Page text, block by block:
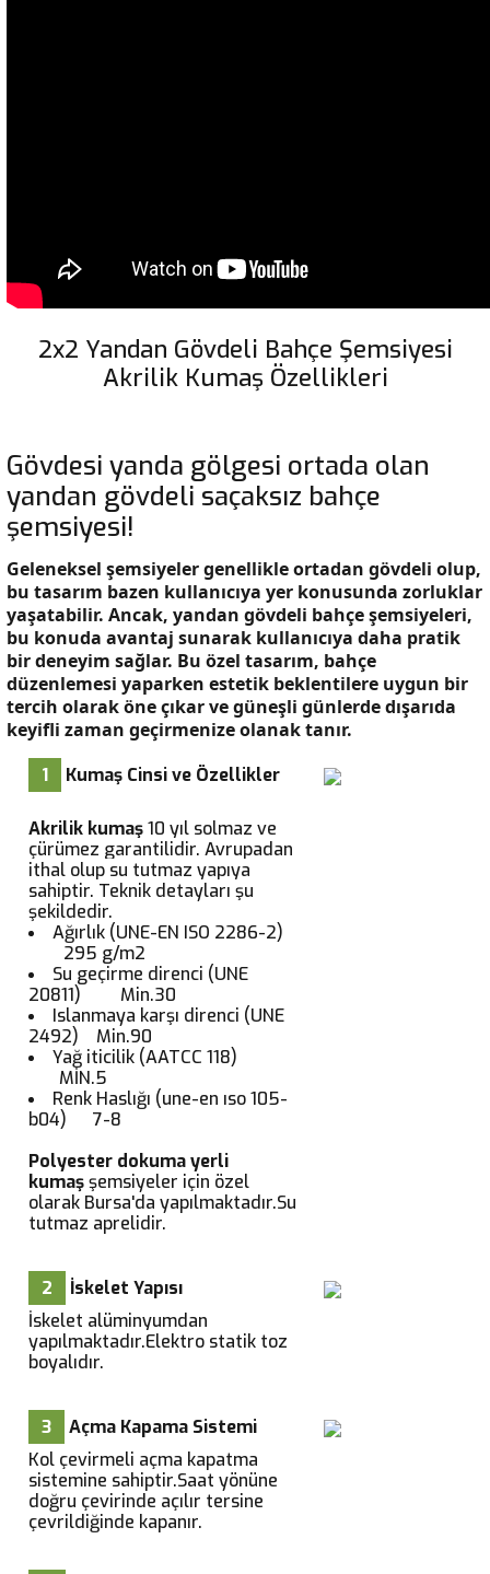
2x2 Yandan Gövdeli Bahçe Şemsiyesi
Akrilik Kumaş Özellikleri
Gövdesi yanda gölgesi ortada olan
yandan gövdeli saçaksız bahçe
şemsiyesi!
Geleneksel şemsiyeler genellikle ortadan gövdeli olup,
bu tasarım bazen kullanıcıya yer konusunda zorluklar
yaşatabilir. Ancak, yandan gövdeli bahçe şemsiyeleri,
bu konuda avantaj sunarak kullanıcıya daha pratik
bir deneyim sağlar. Bu özel tasarım, bahçe
düzenlemesi yaparken estetik beklentilere uygun bir
tercih olarak öne çıkar ve güneşli günlerde dışarıda
keyifli zaman geçirmenize olanak tanır.
1 Kumaş Cinsi ve Özellikler
Akrilik kumaş10 yıl solmaz ve
çürümez garantilidir. Avrupadan
ithal olup su tutmaz yapıya
sahiptir. Teknik detayları şu
şekildedir.
Ağırlık (UNE-EN ISO 2286-2)
295 g/m2
Su geçirme direnci (UNE
20811) Min.30
Islanmaya karşı direnci (UNE
2492) Min.90
Yağ iticilik (AATCC 118)
MİN.5
Renk Haslığı (une-en ıso 105-
b04) 7-8
Polyester dokuma yerli
kumaşşemsiyeler için özel
olarak Bursa'da yapılmaktadır.Su
tutmaz aprelidir.
2
İskelet Yapısı
İskelet alüminyumdan
yapılmaktadır.Elektro statik toz
boyalıdır.
3
Açma Kapama Sistemi
Kol çevirmeli açma kapatma
sistemine sahiptir.Saat yönüne
doğru çevirinde açılır tersine
çevrildiğinde kapanır.